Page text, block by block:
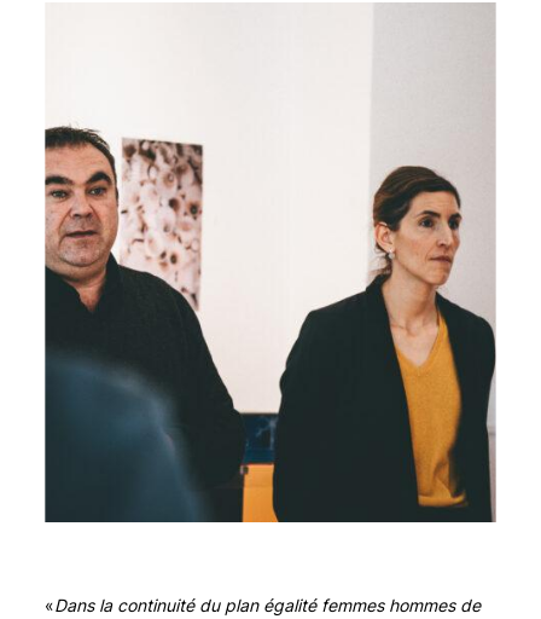
«Dans la continuité du plan égalité femmes hommes de